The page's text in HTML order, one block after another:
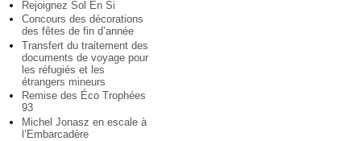
Rejoignez Sol En Si
Concours des décorations
des fêtes de fin d’année
Transfert du traitement des
documents de voyage pour
les réfugiés et les
étrangers mineurs
Remise des Éco Trophées
93
Michel Jonasz en escale à
l’Embarcadère